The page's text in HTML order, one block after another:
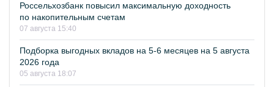
Россельхозбанк повысил максимальную доходность
по накопительным счетам
07 августа 15:40
Подборка выгодных вкладов на 5-6 месяцев на 5 августа
2026 года
05 августа 18:07